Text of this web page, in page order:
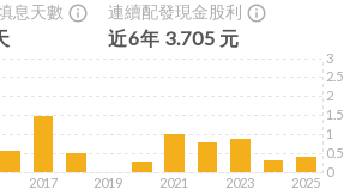
息天數 info_outline 連續配發現金股利 info_outline
近6年 3.705 元
2017 2019 2021 2023 2025
0
0.5
1
1.5
2
2.5
3